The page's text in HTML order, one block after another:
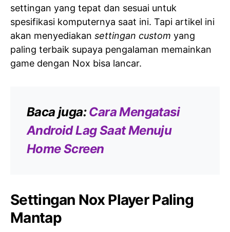
settingan yang tepat dan sesuai untuk
spesifikasi komputernya saat ini. Tapi artikel ini
akan menyediakan settingan custom yang
paling terbaik supaya pengalaman memainkan
game dengan Nox bisa lancar.
Baca juga:Cara Mengatasi
Android Lag Saat Menuju
Home Screen
Settingan Nox Player Paling
Mantap